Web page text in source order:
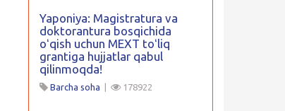
Yaponiya: Magistratura va
doktorantura bosqichida
oʻqish uchun MEXT toʻliq
grantiga hujjatlar qabul
qilinmoqda!
Barcha soha 178922